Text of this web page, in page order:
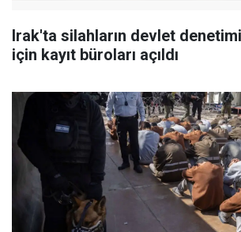
Irak'ta silahların devlet
için kayıt büroları açıldı